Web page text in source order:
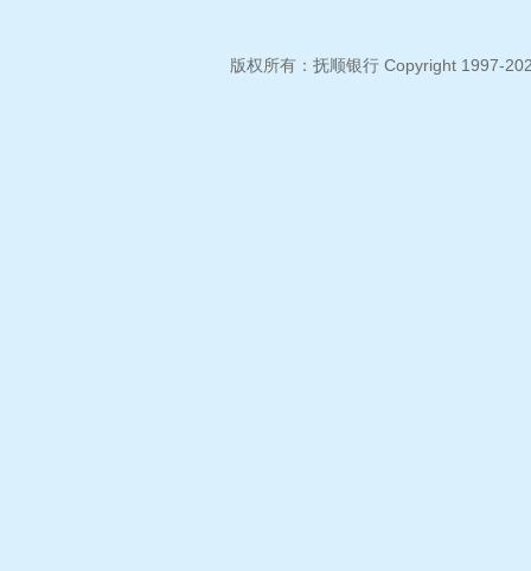
版权所有：抚顺银行 Copyright 1997-